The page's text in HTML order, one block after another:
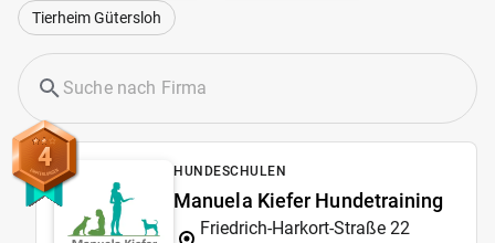
Tierheim Gütersloh
4 HUNDESCHULEN
Manuela Kiefer Hundetraining
Friedrich-Harkort-Straße 22